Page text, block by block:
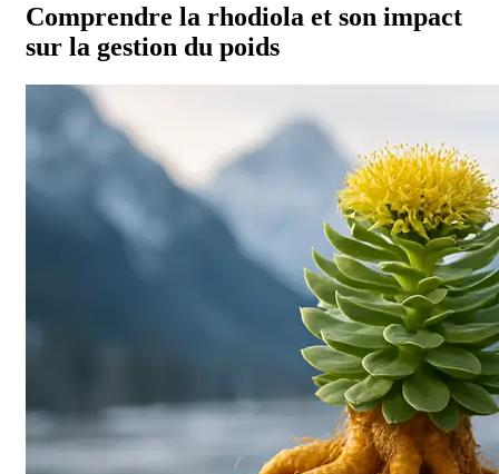
Comprendre la rhodiola et son impact
sur la gestion du poids